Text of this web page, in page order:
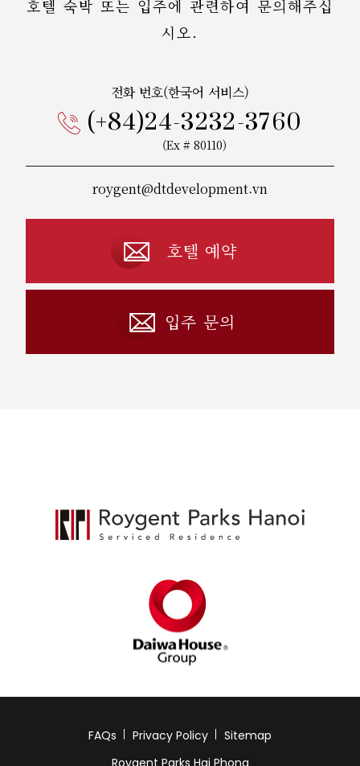
호텔 숙박 또는 입주에 관련하여 문의해주십
시오.
전화 번호(한국어 서비스)
(+84)24-3232-3760
(Ex # 80110)
roygent@dtdevelopment.vn
호텔 예약
입주 문의
FAQs Privacy Policy
Sitemap
Roygent Parks Hai Phong